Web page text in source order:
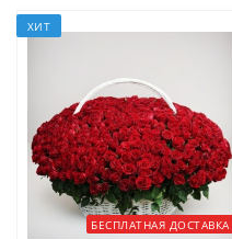
ХИТ
БЕСПЛАТНАЯ ДОСТАВКА